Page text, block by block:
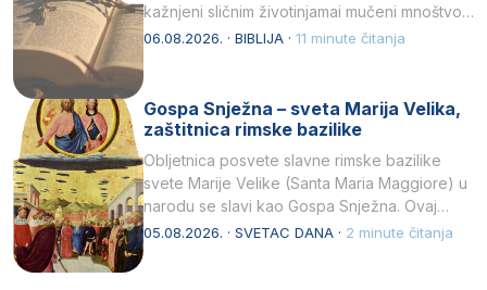
kažnjeni sličnim životinjamai mučeni mnoštvom
kukaca.2 A narod…
06.08.2026. · BIBLIJA · 11 minute čitanja
Gospa Snježna – sveta Marija Velika,
zaštitnica rimske bazilike
Obljetnica posvete slavne rimske bazilike
svete Marije Velike (Santa Maria Maggiore) u
narodu se slavi kao Gospa Snježna. Ovaj
naziv, Sancta Maria…
05.08.2026. · SVETAC DANA · 2 minute čitanja